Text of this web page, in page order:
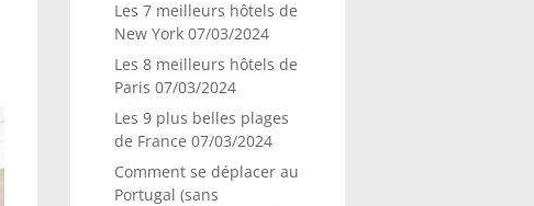
Les 7 meilleurs hôtels de
New York 07/03/2024
Les 8 meilleurs hôtels de
Paris 07/03/2024
Les 9 plus belles plages
de France 07/03/2024
Comment se déplacer au
Portugal (sans